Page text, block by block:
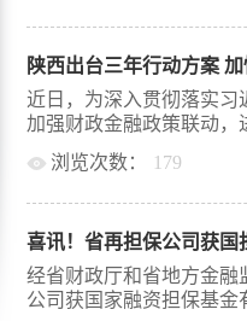
力，按照人行西安分行
防控期间金融服务保障工
策功能作用，进一步加大
合作事项通知如下： 一
银担合作，发挥好政府
会展示融资担保的行业
情防控企业融资需求 各
情防控相关物资生产供
陕西出台三年行动方案
近日，为深入贯彻落实习
加强财政金融政策联动，
月印发政府性融资担保体
步加强政府性融资担保体
2023年）》（以下简称
浏览次数： 179
喜讯！省再担保公司获国
经省财政厅和省地方金融
公司获国家融资担保基金